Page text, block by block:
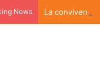
News La